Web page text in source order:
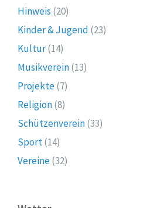
Hinweis (20)
Kinder & Jugend (23)
Kultur(14)
Musikverein(13)
Projekte(7)
Religion(8)
Schützenverein(33)
Sport(14)
Vereine(32)